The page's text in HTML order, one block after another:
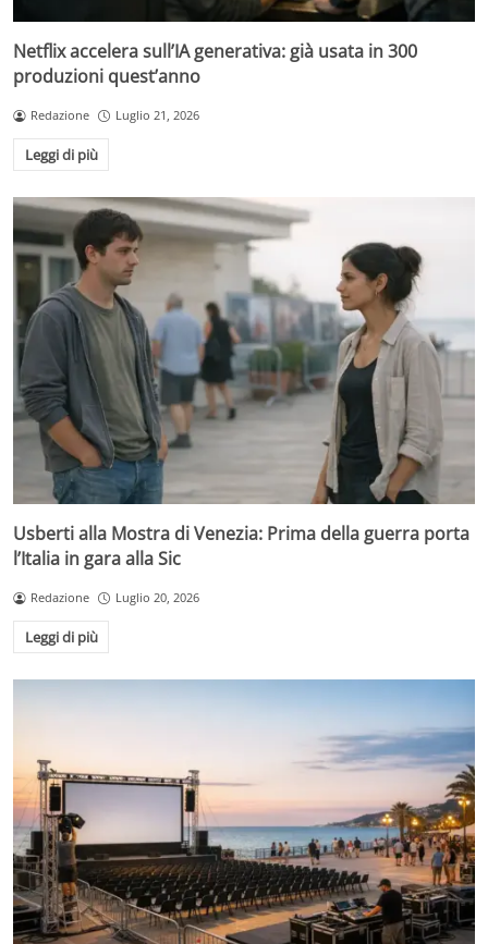
Netflix accelera sull’IA generativa: già usata in 300
produzioni quest’anno
Redazione Luglio 21, 2026
Leggi di più
Usberti alla Mostra di Venezia: Prima della guerra porta
l’Italia in gara alla Sic
Redazione Luglio 20, 2026
Leggi di più